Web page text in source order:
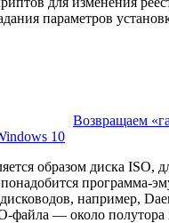
параметров
Возвращаем
10
образом диска ISO,
программа-
например,
файла — около полутора